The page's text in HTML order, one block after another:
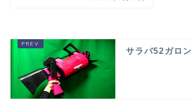
サラバ52ガロン